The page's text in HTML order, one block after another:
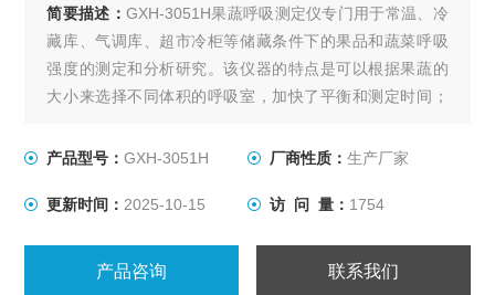
简要描述： GXH-3051H果蔬呼吸测定仪专门用于常温、冷
藏库、气调库、超市冷柜等储藏条件下的果品和蔬菜呼吸
强度的测定和分析研究。该仪器的特点是可以根据果蔬的
大小来选择不同体积的呼吸室，加快了平衡和测定时间；
该仪器具有多功能、高精度、快速、高效、方便等特点，
科研院所用于各类果品和蔬菜的呼吸测定。
产品型号：GXH-3051H 厂商性质： 生产厂家
更新时间： 2025-10-15 访 问 量： 1754
产品咨询 联系我们